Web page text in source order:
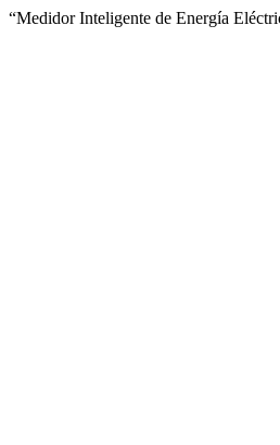
“Medidor Inteligente de Energía